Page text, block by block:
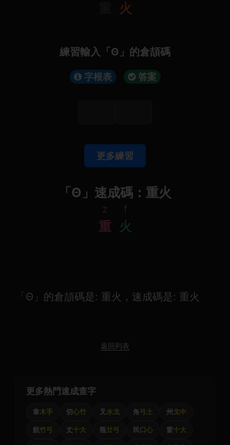
火
練習輸入「Θ」的倉頡碼
字根表 答案
更多練習
「Θ」速成碼：重火
z
重
f
火
「Θ」的倉頡碼是: 重火，速成碼是: 重火
返回列表
更多熱門速成查字
韋木手 切心竹 叉 水戈 角弓土 州 戈中
航竹弓 丈十大 瓶廿弓 民口心 窗十大